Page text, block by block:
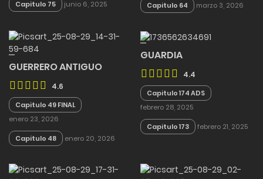
Capitulo 75 junio 6, 2025 Capitulo 64 marzo 3, 2026
GUERRERO ANTIGUO
4.6
Capitulo 49 FINAL
enero 23, 2026
Capitulo 48 enero 20, 2026
GUARDIA
4.4
Capitulo 174 ADS
febrero 28, 2025
Capitulo 173 febrero 21, 2025